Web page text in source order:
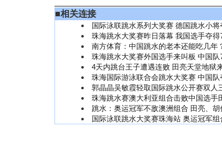
■相关连接
国际泳联跳水系列大奖赛 德国跳水小将
珠海跳水大奖赛昨日落幕 我国选手夺得
南方体育：中国跳水的老本还能吃几年
珠海跳水大奖赛外国选手来叫板 中国
4天内跳台王子遭遇连败 田亮天堂地狱
珠海国际游泳联合会跳水大奖赛 中国队
郭晶晶吴敏霞轻取国际跳水公开赛双人
珠海跳水赛澳大利亚组合击败中国选手
跳水：奥运冠军不敌澳洲组合 田亮、胡
国际泳联跳水大奖赛珠海站 奥运冠军